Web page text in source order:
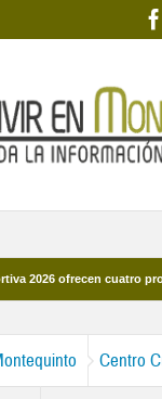
ofrecen cuatro
Centro